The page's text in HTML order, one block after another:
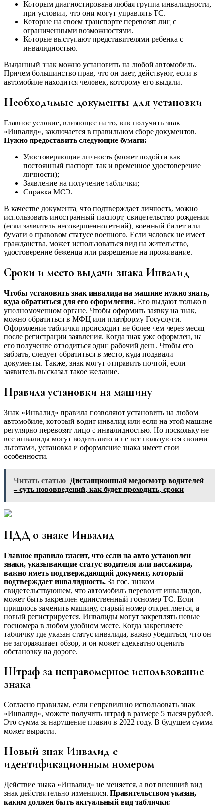
Которым диагностирована любая группа инвалидности,
при условии, что они могут управлять ТС.
Которые на своем транспорте перевозят лиц с
ограниченными возможностями.
Которые выступают представителями ребенка с
инвалидностью.
Выданный знак можно установить на любой автомобиль.
Причем большинство прав, что он дает, действуют, если в
автомобиле находится человек, которому его выдали.
Необходимые документы для установки
Главное условие, влияющее на то, как получить знак
«Инвалид», заключается в правильном сборе документов.
Нужно предоставить следующие бумаги:
Удостоверяющие личность (может подойти как
постоянный паспорт, так и временное удостоверение
личности);
Заявление на получение таблички;
Справка МСЭ.
В качестве документа, что подтверждает личность, можно
использовать иностранный паспорт, свидетельство рождения
(если заявитель несовершеннолетний), военный билет или
бумаги о правовом статусе военного. Если человек не имеет
гражданства, может использоваться вид на жительство,
удостоверение беженца или разрешение на проживание.
Сроки и место выдачи знака Инвалид
Чтобы установить знак инвалида на машине нужно знать,
куда обратиться для его оформления. Его выдают только в
уполномоченном органе. Чтобы оформить заявку на знак,
можно обратиться в МФЦ или платформу Госуслуги.
Оформление таблички происходит не более чем через месяц
после регистрации заявления. Когда знак уже оформлен, на
его получение отводиться один рабочий день. Чтобы его
забрать, следует обратиться в место, куда подавали
документы. Также, знак могут отправить почтой, если
заявитель высказал такое желание.
Правила установки на машину
Знак «Инвалид» правила позволяют установить на любом
автомобиле, который водит инвалид или если на этой машине
регулярно перевозят лицо с инвалидностью. Но поскольку не
все инвалиды могут водить авто и не все пользуются своими
льготами, установка и оформление знака имеет свои
особенности.
Читать статью Дистанционный медосмотр водителей
– суть нововведений, как будет проходить, сроки
ПДД о знаке Инвалид
Главное правило гласит, что если на авто установлен
знаки, указывающие статус водителя или пассажира,
важно иметь подтверждающий документ, который
подтверждает инвалидность. За гос. знаком
свидетельствующем, что автомобиль перевозит инвалидов,
может быть закреплен единственный госномер ТС. Если
пришлось заменить машину, старый номер открепляется, а
новый регистрируется. Инвалиды могут закреплять новые
госномера в любом удобном месте. Когда закрепляете
табличку где указан статус инвалида, важно убедиться, что он
не загораживает обзор, и он может адекватно оценить
обстановку на дороге.
Штраф за неправомерное использование
знака
Согласно правилам, если неправильно использовать знак
«Инвалид», можете получить штраф в размере 5 тысяч рублей.
Это сумма за нарушение правил в 2022 году. В будущем сумма
может вырасти.
Новый знак Инвалид с
идентификационным номером
Действие знака «Инвалид» не меняется, а вот внешний вид
знак действительно изменился. Правительством указан,
каким должен быть актуальный вид таблички: